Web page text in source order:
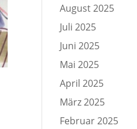
August 2025
Juli 2025
Juni 2025
Mai 2025
April 2025
März 2025
Februar 2025